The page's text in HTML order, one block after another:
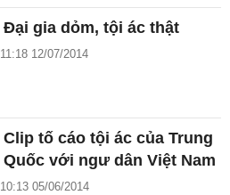
Đại gia dỏm, tội ác thật
11:18 12/07/2014
Clip tố cáo tội ác của Trung
Quốc với ngư dân Việt Nam
10:13 05/06/2014